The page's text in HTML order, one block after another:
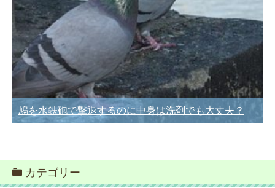
鳩を水鉄砲で撃退するのに中身は洗剤でも大丈夫？
カテゴリー